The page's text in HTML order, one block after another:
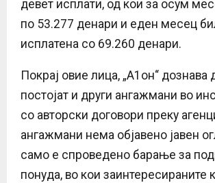
девет исплати, од кои за осум
по 53.277 денари и еден месец
исплатена со 69.260 денари.
Покрај овие лица, „А1он“ дознава
постојат и други ангажмани во
со авторски договори преку
ангажмани нема објавено јавен
само е спроведено барање за
понуда, во кои заинтересираните